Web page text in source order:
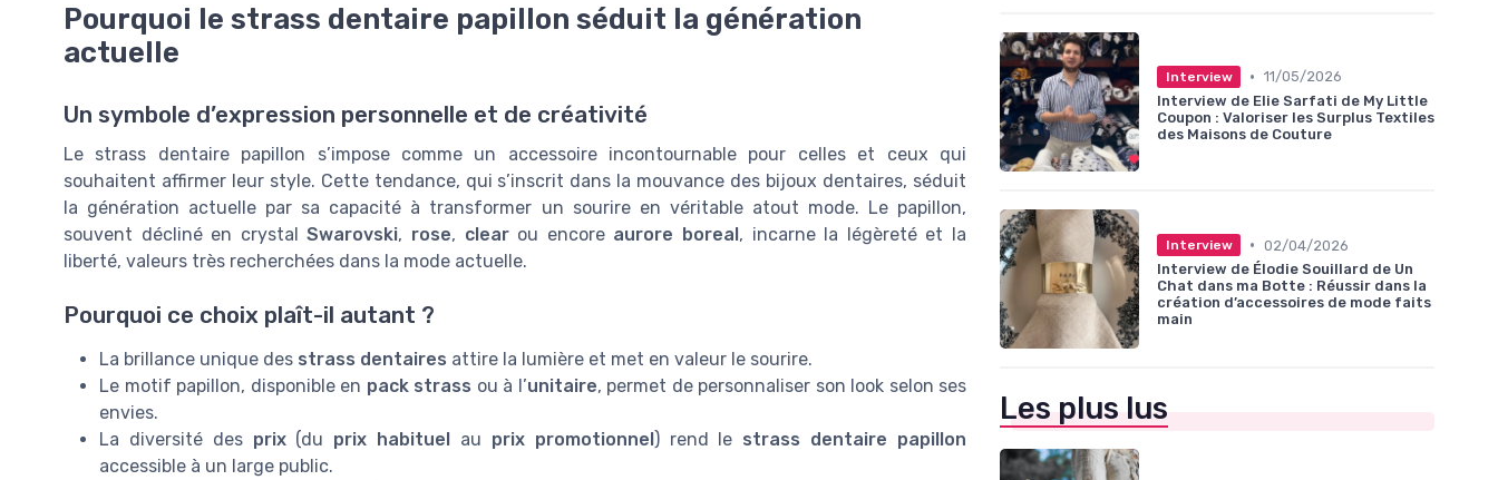
Pourquoi le strass dentaire papillon séduit la génération
actuelle
Un symbole d’expression personnelle et de créativité
Le strass dentaire papillon s’impose comme un accessoire incontournable pour celles et ceux qui
souhaitent affirmer leur style. Cette tendance, qui s’inscrit dans la mouvance des bijoux dentaires, séduit
la génération actuelle par sa capacité à transformer un sourire en véritable atout mode. Le papillon,
souvent décliné en crystalSwarovski, rose, clearou encore aurore boreal, incarne la légèreté et la
liberté, valeurs très recherchées dans la mode actuelle.
Pourquoi ce choix plaît-il autant ?
La brillance unique des strass dentaires attire la lumière et met en valeur le sourire.
Le motif papillon, disponible en pack strass ou à l’unitaire, permet de personnaliser son look selon ses
envies.
La diversité des prix(du prix habituel au prix promotionnel) rend le strass dentaire papillon
accessible à un large public.
Interview • 11/05/2026
Interview de Elie Sarfati de My Little
Coupon : Valoriser les Surplus Textiles
des Maisons de Couture
Interview • 02/04/2026
Interview de Élodie Souillard de Un
Chat dans ma Botte : Réussir dans la
création d’accessoires de mode faits
main
Les plus lus